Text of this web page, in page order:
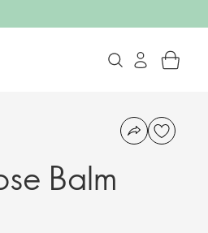
Balm